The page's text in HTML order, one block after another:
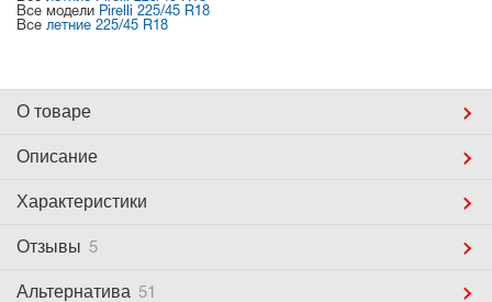
Все модели Pirelli 225/45 R18
Все летние 225/45 R18
О товаре
Описание
Характеристики
Отзывы 5
Альтернатива 51